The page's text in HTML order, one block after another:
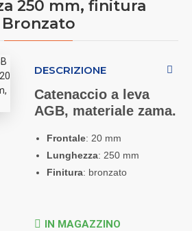
250 mm, finitura
Bronzato
DESCRIZIONE
Catenaccio a leva
AGB, materiale zama.
Frontale: 20 mm
Lunghezza: 250 mm
Finitura: bronzato
IN MAGAZZINO